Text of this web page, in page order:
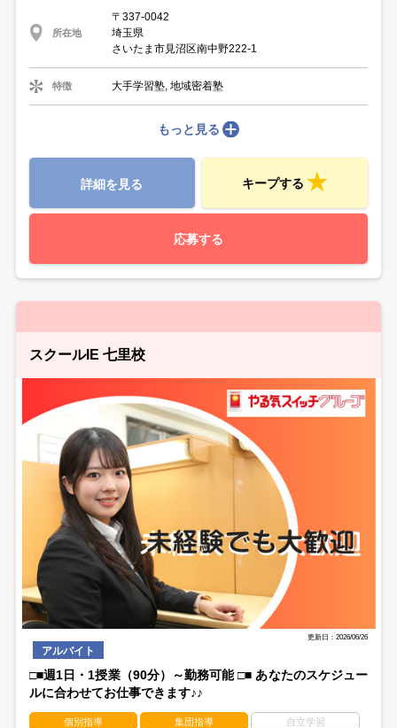
所在地
〒337-0042
埼玉県
さいたま市見沼区南中野222-1
特徴 大手学習塾, 地域密着塾
もっと見る
詳細を見る キープする
応募する
スクールIE 七里校
更新日：2026/06/26
アルバイト
□■週1日・1授業（90分）～勤務可能 □■ あなたのスケジュー
ルに合わせてお仕事できます♪♪
個別指導 集団指導 自立学習